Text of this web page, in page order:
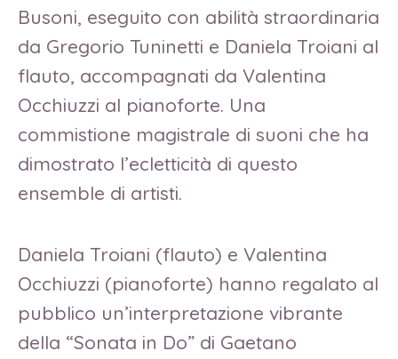
Busoni, eseguito con abilità straordinaria
da Gregorio Tuninetti e Daniela Troiani al
flauto, accompagnati da Valentina
Occhiuzzi al pianoforte. Una
commistione magistrale di suoni che ha
dimostrato l’ecletticità di questo
ensemble di artisti.
Daniela Troiani (flauto) e Valentina
Occhiuzzi (pianoforte) hanno regalato al
pubblico un’interpretazione vibrante
della “Sonata in Do” di Gaetano